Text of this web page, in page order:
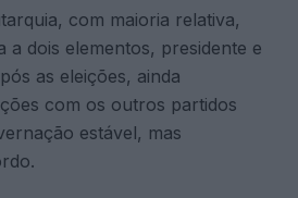
com maioria relativa,
a dois elementos, presidente e
as eleições, ainda
com os outros partidos
estável, mas